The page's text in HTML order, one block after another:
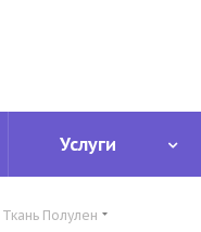
Услуги
Ткань Полулен